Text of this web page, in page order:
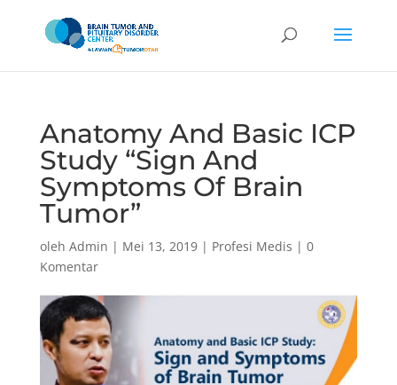
Anatomy And Basic ICP
Study “Sign And
Symptoms Of Brain
Tumor”
oleh Admin | Mei 13, 2019| Profesi Medis | 0
Komentar